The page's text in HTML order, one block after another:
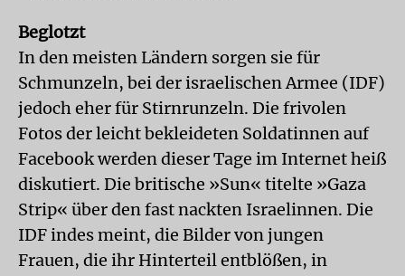
Beglotzt
In den meisten Ländern sorgen sie für
Schmunzeln, bei der israelischen Armee (IDF)
jedoch eher für Stirnrunzeln. Die frivolen
Fotos der leicht bekleideten Soldatinnen auf
Facebook werden dieser Tage im Internet heiß
diskutiert. Die britische »Sun« titelte »Gaza
Strip« über den fast nackten Israelinnen. Die
IDF indes meint, die Bilder von jungen
Frauen, die ihr Hinterteil entblößen, in